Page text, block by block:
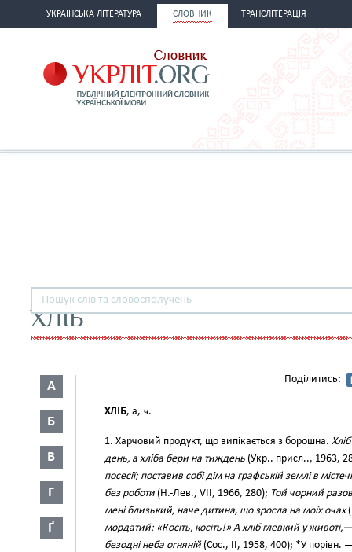
УКРАЇНСЬКА ЛІТЕРАТУРА СЛОВНИК ТРАНСЛІТЕРАЦІЯ
ХЛІБ
А
Б
В
Г
Ґ
Поділитись:
ХЛІБ, а, ч.
1. Харчовий продукт, що випікається з борошна.
день, а хліба бери на тиждень (Укр.. присл.., 1963,
посесії; поставив собі дім на графській землі в
без роботи (Н.-Лев., VII, 1966, 280); Той чорний
мені близький, наче дитина, що зросла на моїх очах
мордатий: «Косіть, косіть!» А хліб глевкий у
безодні неба огняній (Сос., II, 1958, 400); *У порівн.